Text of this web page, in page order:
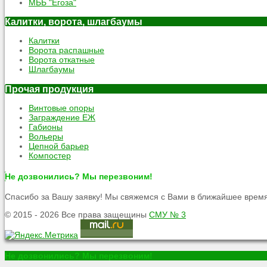
МББ "Егоза"
Калитки, ворота, шлагбаумы
Калитки
Ворота распашные
Ворота откатные
Шлагбаумы
Прочая продукция
Винтовые опоры
Заграждение ЕЖ
Габионы
Вольеры
Цепной барьер
Компостер
Не дозвонились? Мы перезвоним!
Спасибо за Вашу заявку! Мы свяжемся с Вами в ближайшее
© 2015 - 2026 Все права защещины СМУ № 3
Не дозвонились? Мы перезвоним!